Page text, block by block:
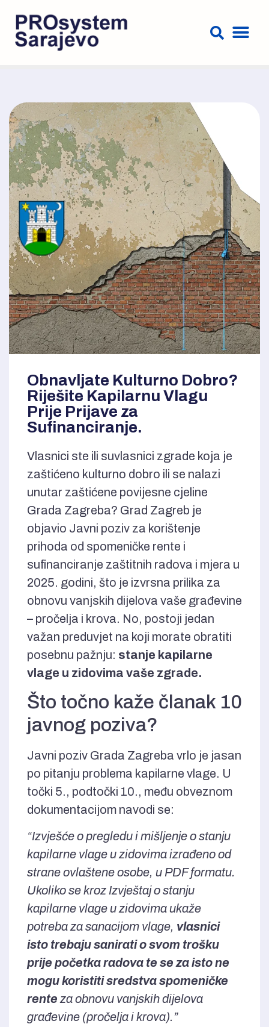
Obnavljate Kulturno Dobro?
Riješite Kapilarnu Vlagu
Prije Prijave za
Sufinanciranje.
Vlasnici ste ili suvlasnici zgrade koja je
zaštićeno kulturno dobro ili se nalazi
unutar zaštićene povijesne cjeline
Grada Zagreba? Grad Zagreb je
objavio Javni poziv za korištenje
prihoda od spomeničke rente i
sufinanciranje zaštitnih radova i mjera u
2025. godini, što je izvrsna prilika za
obnovu vanjskih dijelova vaše građevine
– pročelja i krova. No, postoji jedan
važan preduvjet na koji morate obratiti
posebnu pažnju: stanje kapilarne
vlage u zidovima vaše zgrade.
Što točno kaže članak 10
javnog poziva?
Javni poziv Grada Zagreba vrlo je jasan
po pitanju problema kapilarne vlage. U
točki 5., podtočki 10., među obveznom
dokumentacijom navodi se:
“Izvješće o pregledu i mišljenje o stanju
kapilarne vlage u zidovima izrađeno od
strane ovlaštene osobe, u PDF formatu.
Ukoliko se kroz Izvještaj o stanju
kapilarne vlage u zidovima ukaže
potreba za sanacijom vlage, vlasnici
isto trebaju sanirati o svom trošku
prije početka radova te se za isto ne
mogu koristiti sredstva spomeničke
rente za obnovu vanjskih dijelova
građevine (pročelja i krova).”